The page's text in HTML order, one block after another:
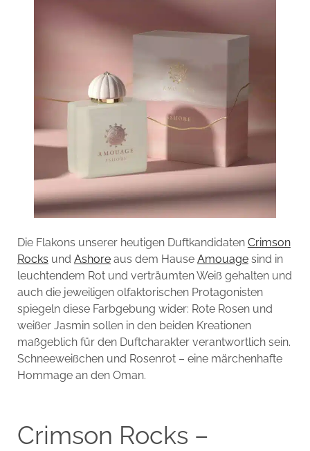
Die Flakons unserer heutigen Duftkandidaten Crimson
Rocks und Ashoreaus dem Hause Amouagesind in
leuchtendem Rot und verträumten Weiß gehalten und
auch die jeweiligen olfaktorischen Protagonisten
spiegeln diese Farbgebung wider: Rote Rosen und
weißer Jasmin sollen in den beiden Kreationen
maßgeblich für den Duftcharakter verantwortlich sein.
Schneeweißchen und Rosenrot – eine märchenhafte
Hommage an den Oman.
Crimson Rocks –